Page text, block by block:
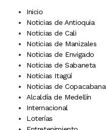
Inicio
Noticias de Antioquia
Noticias de Cali
Noticias de Manizales
Noticias de Envigado
Noticias de Sabaneta
Noticias Itagüí
Noticias de Copacabana
Alcaldía de Medellín
Internacional
Loterías